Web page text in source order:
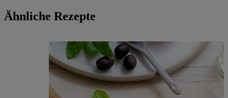
Ähnliche Rezepte